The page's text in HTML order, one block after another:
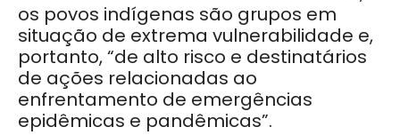
os povos indígenas são grupos em
situação de extrema vulnerabilidade e,
portanto, “de alto risco e destinatários
de ações relacionadas ao
enfrentamento de emergências
epidêmicas e pandêmicas”.